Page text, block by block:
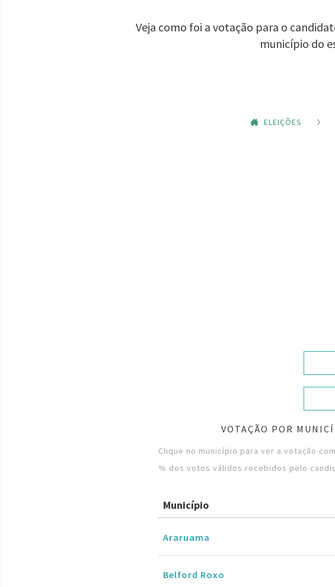
Veja como foi a votação para o
município do
ELEIÇÕES
VOTAÇÃO POR
Clique no município para ver a votação
% dos votos válidos recebidos pelo
Município
Araruama
Belford Roxo